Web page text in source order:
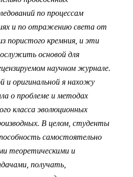
по процессам
и по отражению света от
пористого кремния, и эти
основой для
научном журнале.
и оригинальной я нахожу
о проблеме и методах
класса эволюционных
В целом, студенты
самостоятельно
теоретическими и
получать,